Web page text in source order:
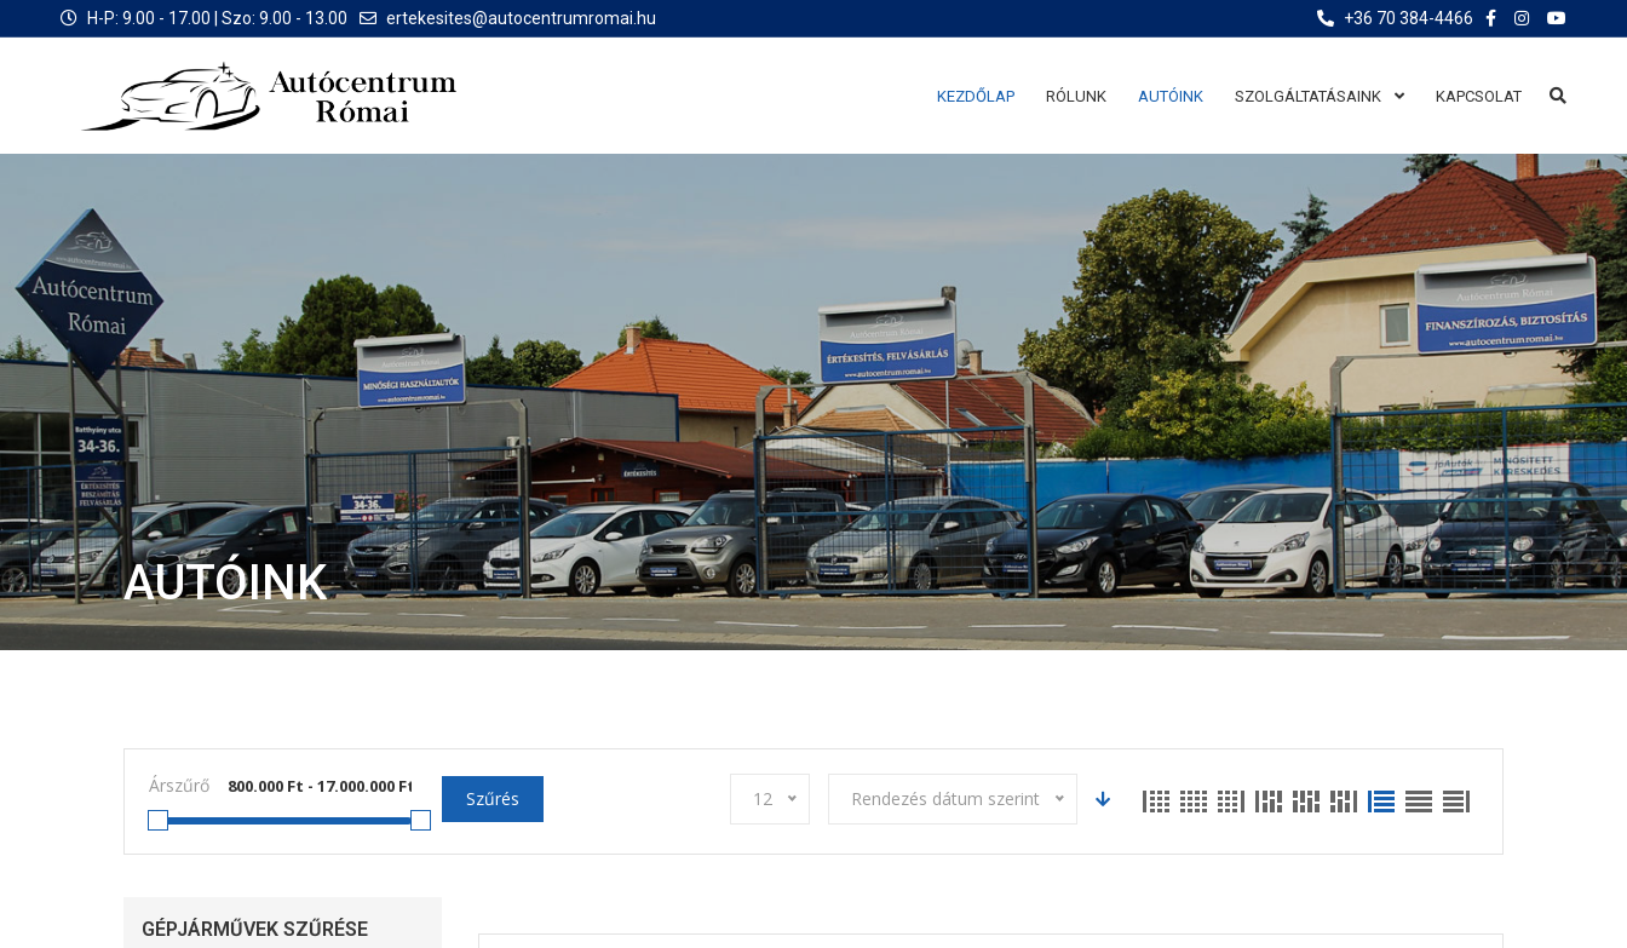
H-P: 9.00 - 17.00 | Szo: 9.00 - 13.00 ertekesites@autocentrumromai.hu +36 70 384-4466
KEZDŐLAP RÓLUNK AUTÓINK SZOLGÁLTATÁSAINK KAPCSOLAT
AUTÓINK
Árszűrő
Szűrés 12 Rendezés dátum szerint
GÉPJÁRMŰVEK SZŰRÉSE